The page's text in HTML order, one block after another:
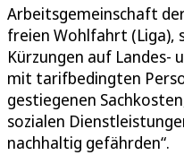
Arbeitsgemeinschaft
freien Wohlfahrt (Liga),
Kürzungen auf Landes-
mit tarifbedingten
gestiegenen
sozialen
nachhaltig gefährden“.